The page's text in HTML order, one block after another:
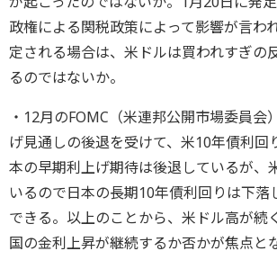
政権による関税政策によって影響が言わ
定される場合は、米ドルは買われすぎの
るのではないか。
・12月のFOMC（米連邦公開市場委員会
げ見通しの後退を受けて、米10年債利回
本の早期利上げ期待は後退しているが、
いるので日本の長期10年債利回りは下落
できる。以上のことから、米ドル高が続
国の金利上昇が継続するか否かが焦点と